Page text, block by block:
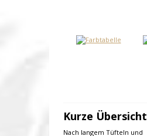
Kurze Übersicht
Nach langem Tüfteln und